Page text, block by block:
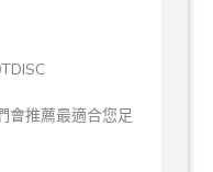
會推薦最適合您足